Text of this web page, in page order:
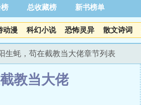
榜 总收藏榜 新书榜单
动漫 科幻小说 恐怖灵异 散文诗词
生蚝，苟在截教当大佬章节列表
教当大佬